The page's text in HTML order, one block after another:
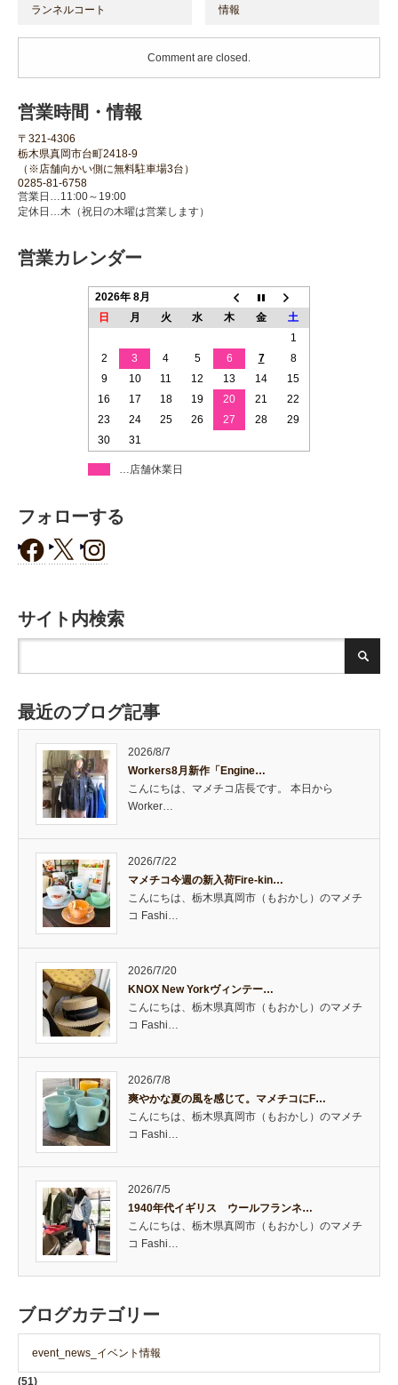
ランネルコート
情報
Comment are closed.
営業時間・情報
〒321-4306
栃木県真岡市台町2418-9
（※店舗向かい側に無料駐車場3台）
0285-81-6758
営業日…11:00～19:00
定休日…木（祝日の木曜は営業します）
営業カレンダー
2026年 8月
日
月 火 水 木 金
土
1
2
3 4 5 6 7
8
9
10 11 12 13 14
15
16
17 18 19 20 21
22
23
24 25 26 27 28
29
30
31
…店舗休業日
フォローする
サイト内検索
最近のブログ記事
2026/8/7
Workers8月新作「Engine…
こんにちは、マメチコ店長です。 本日から
Worker…
2026/7/22
マメチコ今週の新入荷Fire-kin…
こんにちは、栃木県真岡市（もおかし）のマメチ
コ Fashi…
2026/7/20
KNOX New Yorkヴィンテー…
こんにちは、栃木県真岡市（もおかし）のマメチ
コ Fashi…
2026/7/8
爽やかな夏の風を感じて。マメチコにF…
こんにちは、栃木県真岡市（もおかし）のマメチ
コ Fashi…
2026/7/5
1940年代イギリス ウールフランネ…
こんにちは、栃木県真岡市（もおかし）のマメチ
コ Fashi…
ブログカテゴリー
event_news_イベント情報
(51)